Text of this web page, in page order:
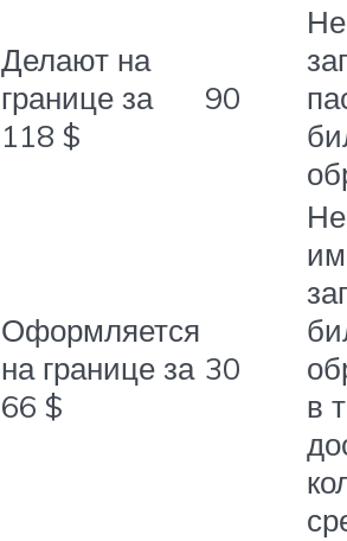
Делают на
границе за
118 $
90
Оформляется
на границе за
66 $
30
в